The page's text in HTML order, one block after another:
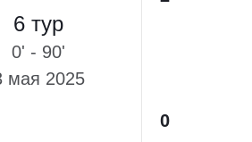
6 тур
0' - 90'
мая 2025
0